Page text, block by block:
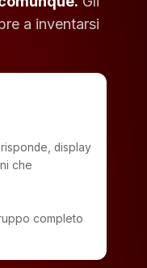
a inventarsi
display
che
completo